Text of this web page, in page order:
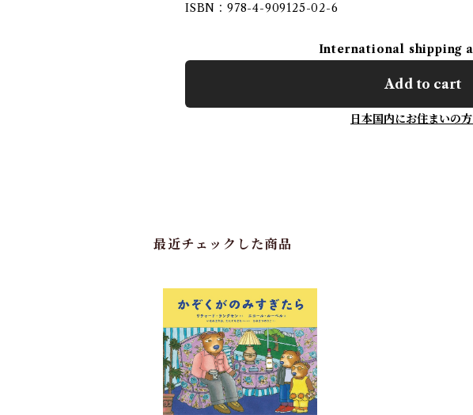
ISBN：978-4-909125-02-6
International shipping
Add to cart
日本国内にお住まいの
最近チェックした商品